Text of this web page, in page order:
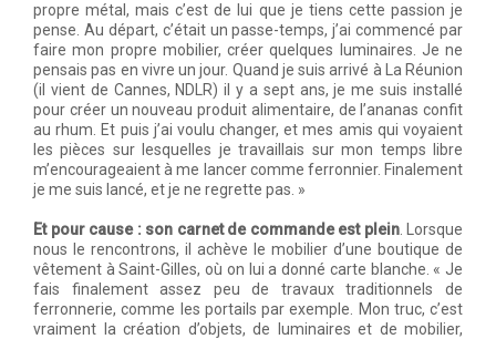
propre métal, mais c’est de lui que je tiens cette passion je
pense. Au départ, c’était un passe-temps, j’ai commencé par
faire mon propre mobilier, créer quelques luminaires. Je ne
pensais pas en vivre un jour. Quand je suis arrivé à La Réunion
(il vient de Cannes, NDLR) il y a sept ans, je me suis installé
pour créer un nouveau produit alimentaire, de l’ananas confit
au rhum. Et puis j’ai voulu changer, et mes amis qui voyaient
les pièces sur lesquelles je travaillais sur mon temps libre
m’encourageaient à me lancer comme ferronnier. Finalement
je me suis lancé, et je ne regrette pas. »
Et pour cause : son carnet de commande est plein. Lorsque
nous le rencontrons, il achève le mobilier d’une boutique de
vêtement à Saint-Gilles, où on lui a donné carte blanche. « Je
fais finalement assez peu de travaux traditionnels de
ferronnerie, comme les portails par exemple. Mon truc, c’est
vraiment la création d’objets, de luminaires et de mobilier,